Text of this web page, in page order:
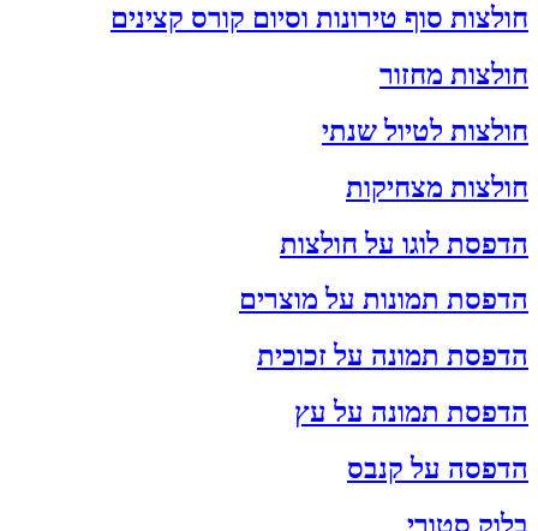
חולצות סוף טירונות וסיום קורס קצינים
חולצות מחזור
חולצות לטיול שנתי
חולצות מצחיקות
הדפסת לוגו על חולצות
הדפסת תמונות על מוצרים
הדפסת תמונה על זכוכית
הדפסת תמונה על עץ
הדפסה על קנבס